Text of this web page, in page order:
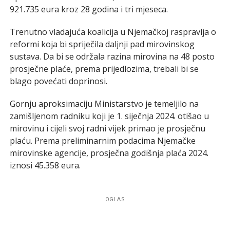
921.735 eura kroz 28 godina i tri mjeseca.
Trenutno vladajuća koalicija u Njemačkoj raspravlja o
reformi koja bi spriječila daljnji pad mirovinskog
sustava. Da bi se održala razina mirovina na 48 posto
prosječne plaće, prema prijedlozima, trebali bi se
blago povećati doprinosi.
Gornju aproksimaciju Ministarstvo je temeljilo na
zamišljenom radniku koji je 1. siječnja 2024. otišao u
mirovinu i cijeli svoj radni vijek primao je prosječnu
plaću. Prema preliminarnim podacima Njemačke
mirovinske agencije, prosječna godišnja plaća 2024.
iznosi 45.358 eura.
OGLAS